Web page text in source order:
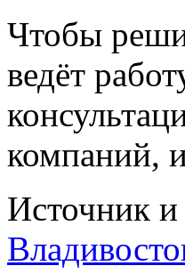
Чтобы
ведёт
компаний,
Источник